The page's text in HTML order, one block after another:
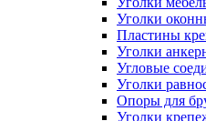
Уголки
Пластины
Уголки
Угловые
Уголки
Опоры для
Уголки